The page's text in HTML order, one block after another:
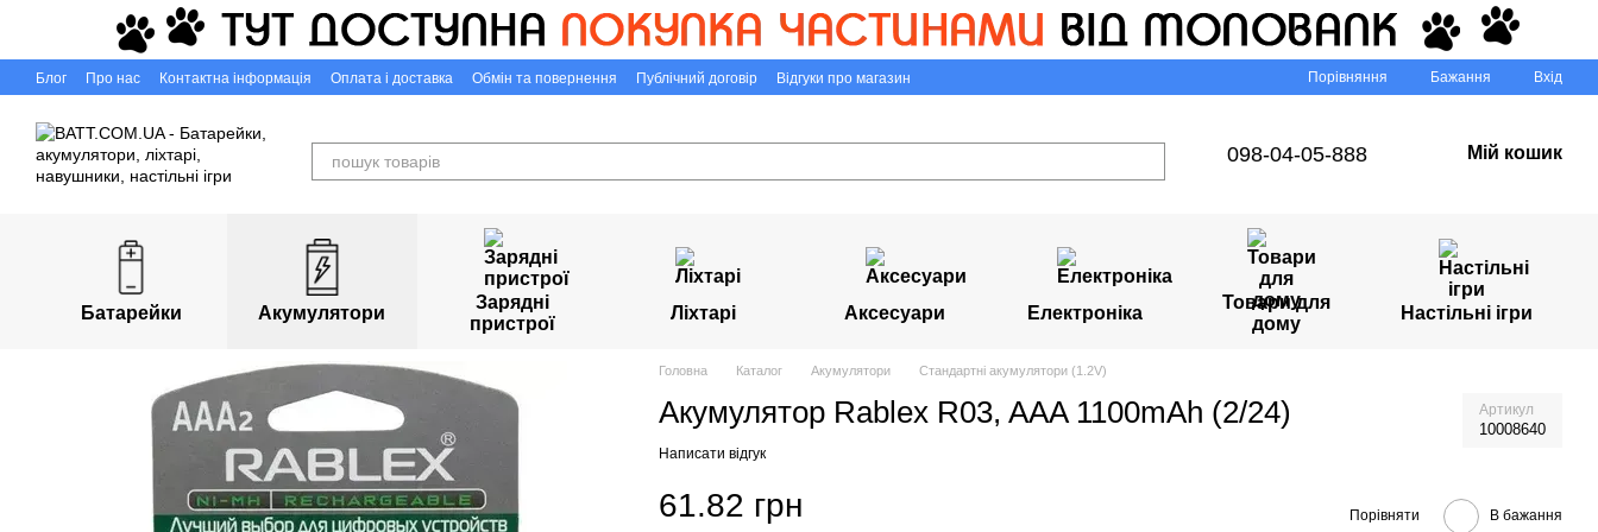
Перейти до основного контенту
Блог Про нас Контактна інформація Оплата і доставка Обмін та повернення Публічний договір
Відгуки про магазин
Порівняння Бажання Вхід
098-04-05-888 Мій кошик
Батарейки Акумулятори
Зарядні
пристрої
Ліхтарі Аксесуари Електроніка
Товари для
дому
Настільні ігри
Головна Каталог Акумулятори Стандартні акумулятори (1.2V)
Акумулятор Rablex R03, AAA 1100mAh (2/24) Артикул
10008640
Написати відгук
61.82 грн Порівняти В бажання